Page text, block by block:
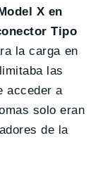
X en
Tipo
la carga en
las
acceder a
solo eran
de la